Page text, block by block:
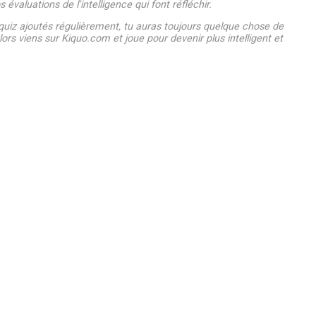
évaluations de l'intelligence qui font réfléchir.
ajoutés régulièrement, tu auras toujours quelque chose de
viens sur Kiquo.com et joue pour devenir plus intelligent et